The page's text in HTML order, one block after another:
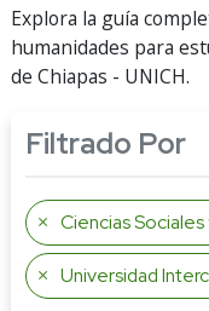
Explora la guía
humanidades para
de Chiapas - UNICH.
Filtrado Por
Ciencias
Universidad